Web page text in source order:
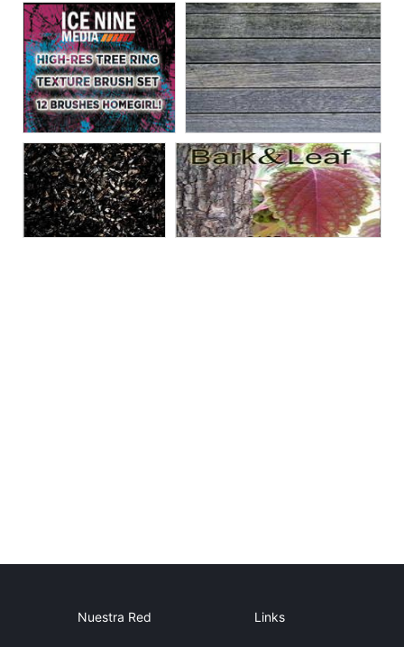
Nuestra Red Links